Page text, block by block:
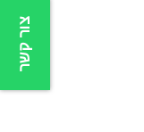
צור קשר